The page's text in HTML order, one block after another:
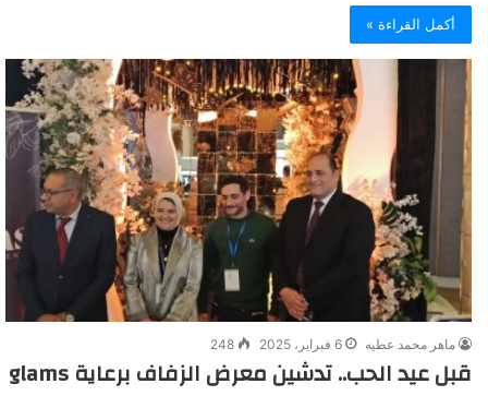
أكمل القراءة »
ماهر محمد عطيه 6 فبراير، 2025 248
قبل عيد الحب.. تدشين معرض الزفاف برعاية glams